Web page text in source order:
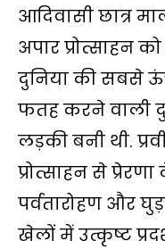
आदिवासी छात्र
अपार प्रोत्साहन
दुनिया की सबसे
फतह करने वाली
लड़की बनी थी.
प्रोत्साहन से
पर्वतारोहण और
खेलों में उत्कृष्ट